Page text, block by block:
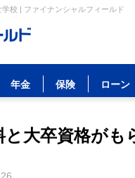
校 | ファイナンシャルフィールド
年金 保険 ローン
大卒資格がも